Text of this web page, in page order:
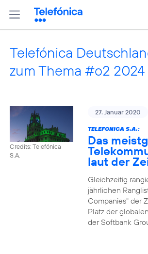
Telefónica
zum Thema #o2 2024
Credits: Telefónica
S.A.
27. Januar 2020
TELEFONICA S.A.:
Das
laut der
Gleichzeitig
jährlichen
Companies" der
Platz der
der Softbank